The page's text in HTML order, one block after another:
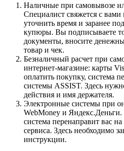
Наличные при самовывозе
Специалист свяжется с вами
уточнить время и заранее
купюры. Вы подписываете
документы, вносите
товар и чек.
Безналичный расчет при
интернет-магазине: карты
оплатить покупку, система
системы ASSIST. Здесь
действия и имя держателя.
Электронные системы при
WebMoney и
система перенаправит вас
сервиса. Здесь необходимо
инструкции.